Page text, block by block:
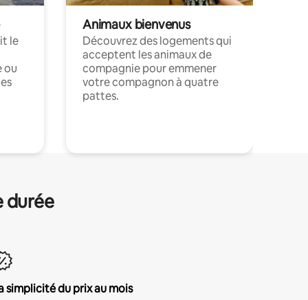
le
ou
Animaux bienvenus
Découvrez des logements qui
acceptent les animaux de
compagnie pour emmener
votre compagnon à quatre
pattes.
durée
simplicité du prix au mois